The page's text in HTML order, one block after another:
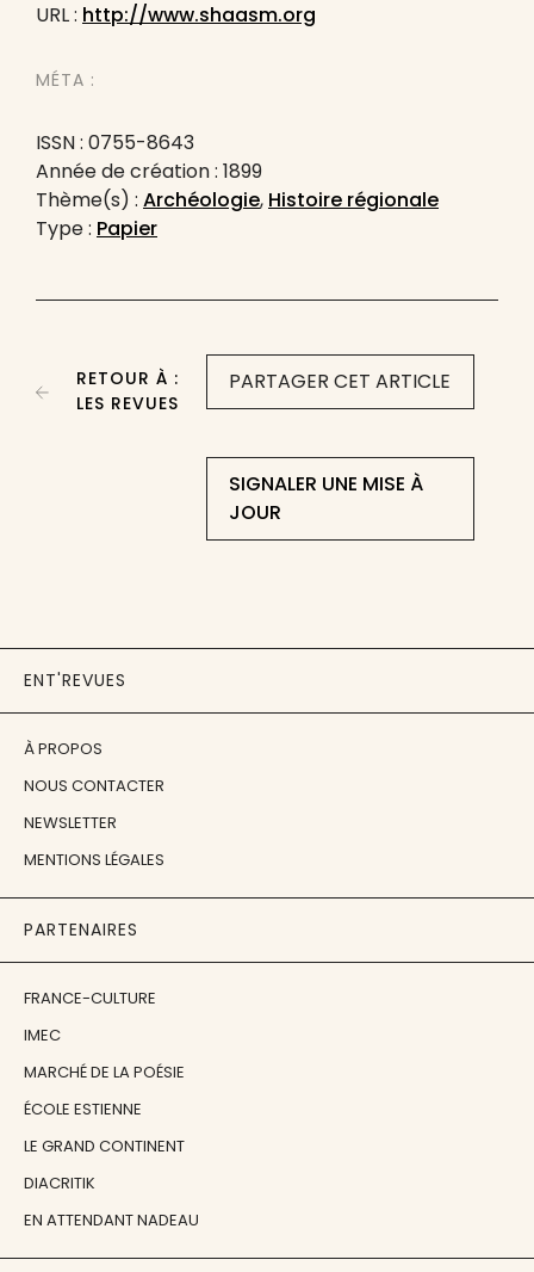
URL : http://www.shaasm.org
MÉTA :
ISSN : 0755-8643
Année de création : 1899
Thème(s) : Archéologie, Histoire régionale
Type : Papier
PARTAGER CET ARTICLE
SIGNALER UNE MISE À
JOUR
RETOUR À :
LES REVUES
ENT'REVUES
À PROPOS
NOUS CONTACTER
NEWSLETTER
MENTIONS LÉGALES
PARTENAIRES
FRANCE-CULTURE
IMEC
MARCHÉ DE LA POÉSIE
ÉCOLE ESTIENNE
LE GRAND CONTINENT
DIACRITIK
EN ATTENDANT NADEAU